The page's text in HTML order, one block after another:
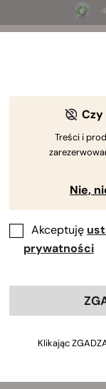
3
Zagłęb się w
jak stosować
poprawić zdrowie
składników
wyciągania się i
Czy
Treści i
Nie,
Akceptuję
prywatności
Klikając